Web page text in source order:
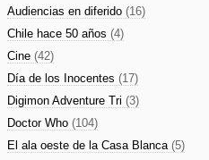
Audiencias en diferido (16)
Chile hace 50 años (4)
Cine (42)
Día de los Inocentes (17)
Digimon Adventure Tri (3)
Doctor Who (104)
El ala oeste de la Casa Blanca (5)